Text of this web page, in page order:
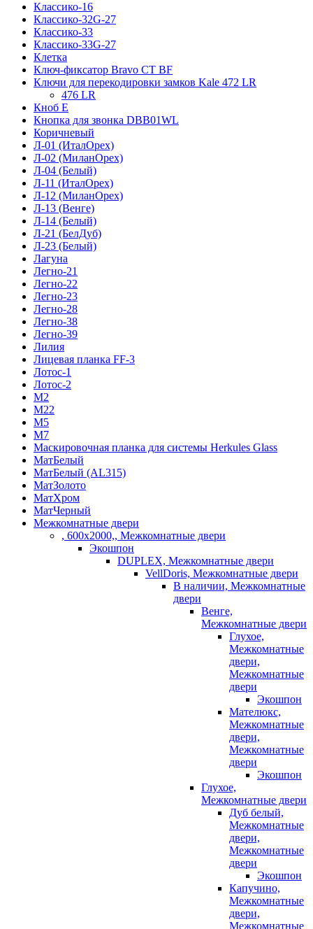
Классико-16
Классико-32G-27
Классико-33
Классико-33G-27
Клетка
Ключ-фиксатор Bravo СТ BF
Ключи для перекодировки замков Kale 472 LR
476 LR
Кноб Е
Кнопка для звонка DBB01WL
Коричневый
Л-01 (ИталОрех)
Л-02 (МиланОрех)
Л-04 (Белый)
Л-11 (ИталОрех)
Л-12 (МиланОрех)
Л-13 (Венге)
Л-14 (Белый)
Л-21 (БелДуб)
Л-23 (Белый)
Лагуна
Легно-21
Легно-22
Легно-23
Легно-28
Легно-38
Легно-39
Лилия
Лицевая планка FF-3
Лотос-1
Лотос-2
М2
М22
М5
М7
Маскировочная планка для системы Herkules Glass
МатБелый
МатБелый (AL315)
МатЗолото
МатХром
МатЧерный
Межкомнатные двери
, 600х2000,, Межкомнатные двери
Экошпон
DUPLEX, Межкомнатные двери
VellDoris, Межкомнатные двери
В наличии, Межкомнатные
двери
Венге,
Межкомнатные двери
Глухое,
Межкомнатные
двери,
Межкомнатные
двери
Экошпон
Мателюкс,
Межкомнатные
двери,
Межкомнатные
двери
Экошпон
Глухое,
Межкомнатные двери
Дуб белый,
Межкомнатные
двери,
Межкомнатные
двери
Экошпон
Капучино,
Межкомнатные
двери,
Межкомнатные